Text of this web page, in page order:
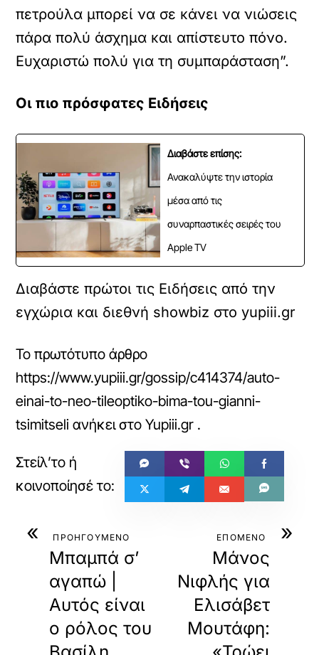
πετρούλα μπορεί να σε κάνει να νιώσεις
πάρα πολύ άσχημα και απίστευτο πόνο.
Ευχαριστώ πολύ για τη συμπαράσταση”.
Οι πιο πρόσφατες Ειδήσεις
Διαβάστε επίσης:
Ανακαλύψτε την ιστορία
μέσα από τις
συναρπαστικές σειρές του
Apple TV
Διαβάστε πρώτοι τις Ειδήσεις από την
εγχώρια και διεθνή showbiz στο yupiii.gr
Το πρωτότυπο άρθρο
https://www.yupiii.gr/gossip/c414374/auto-
einai-to-neo-tileoptiko-bima-tou-gianni-
tsimitseli ανήκει στοYupiii.gr .
« ΠΡΟΗΓΟΥΜΕΝΟ
Μπαμπά σ’
αγαπώ |
Αυτός είναι
ο ρόλος του
»
ΕΠΟΜΕΝΟ
Μάνος
Νιφλής για
Ελισάβετ
Μουτάφη: